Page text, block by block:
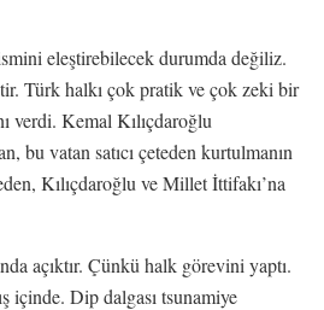
eleştirebilecek durumda değiliz.
Türk halkı çok pratik ve çok zeki bir
verdi. Kemal Kılıçdaroğlu
bu vatan satıcı çeteden kurtulmanın
Kılıçdaroğlu ve Millet İttifakı’na
açıktır. Çünkü halk görevini yaptı.
içinde. Dip dalgası tsunamiye